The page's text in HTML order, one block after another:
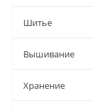
Шитье
Вышивание
Хранение